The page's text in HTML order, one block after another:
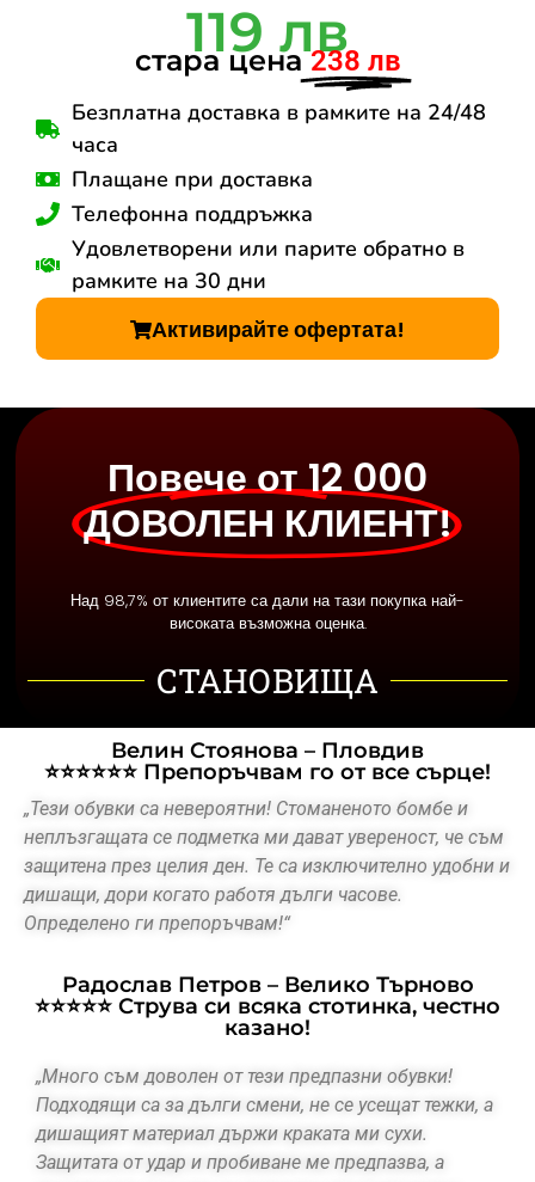
119 лв
стара цена238 лв
Безплатна доставка в рамките на 24/48
часа
Плащане при доставка
Телефонна поддръжка
Удовлетворени или парите обратно в
рамките на 30 дни
Активирайте офертата!
Повече от 12 000
ДОВОЛЕН КЛИЕНТ!
Над 98,7% от клиентите са дали на тази покупка най-
високата възможна оценка.
СТАНОВИЩА
Велин Стоянова – Пловдив
⭐⭐⭐⭐⭐⭐ Препоръчвам го от все сърце!
„Тези обувки са невероятни! Стоманеното бомбе и
неплъзгащата се подметка ми дават увереност, че съм
защитена през целия ден. Те са изключително удобни и
дишащи, дори когато работя дълги часове.
Определено ги препоръчвам!“
Радослав Петров – Велико Търново
⭐⭐⭐⭐⭐ Струва си всяка стотинка, честно
казано!
„Много съм доволен от тези предпазни обувки!
Подходящи са за дълги смени, не се усещат тежки, а
дишащият материал държи краката ми сухи.
Защитата от удар и пробиване ме предпазва, а